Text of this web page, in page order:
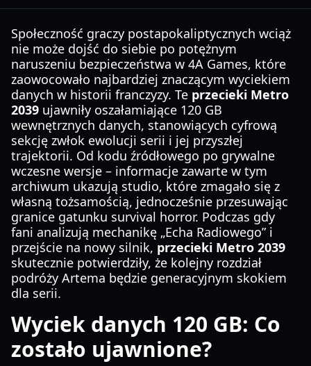
Społeczność graczy postapokaliptycznych wciąż
nie może dojść do siebie po potężnym
naruszeniu bezpieczeństwa w 4A Games, które
zaowocowało najbardziej znaczącym wyciekiem
danych w historii franczyzy. Te przecieki Metro
2039 ujawniły oszałamiające 120 GB
wewnętrznych danych, stanowiących cyfrową
sekcję zwłok ewolucji serii i jej przyszłej
trajektorii. Od kodu źródłowego po grywalne
wczesne wersje – informacje zawarte w tym
archiwum ukazują studio, które zmagało się z
własną tożsamością, jednocześnie przesuwając
granice gatunku survival horror. Podczas gdy
fani analizują mechanikę „Echa Radiowego” i
przejście na nowy silnik, przecieki Metro 2039
skutecznie potwierdziły, że kolejny rozdział
podróży Artema będzie generacyjnym skokiem
dla serii.
Wyciek danych 120 GB: Co
zostało ujawnione?